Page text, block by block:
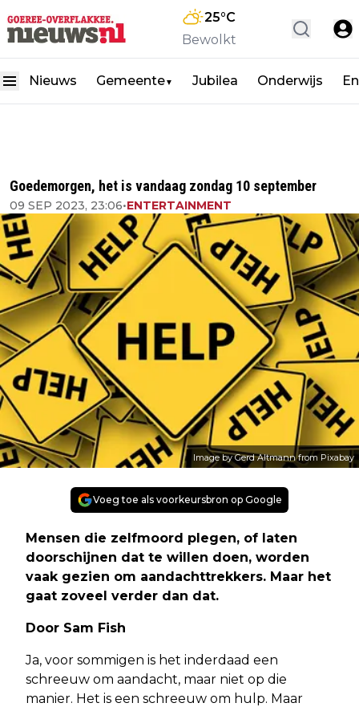
25°C
Bewolkt
Nieuws Gemeente▼ Jubilea Onderwijs
Goedemorgen, het is vandaag zondag 10 september
09 SEP 2023, 23:06•ENTERTAINMENT
Image by Gerd Altmann from Pixabay
Voeg toe als voorkeursbron op Google
Mensen die zelfmoord plegen, of laten
doorschijnen dat te willen doen, worden
vaak gezien om aandachttrekkers. Maar het
gaat zoveel verder dan dat.
Door Sam Fish
Ja, voor sommigen is het inderdaad een
schreeuw om aandacht, maar niet op die
manier. Het is een schreeuw om hulp. Maar